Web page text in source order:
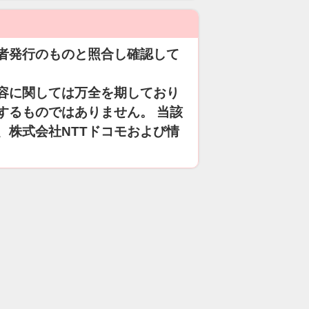
発行のものと照合し確認して
に関しては万全を期しており
るものではありません。 当該
株式会社NTTドコモおよび情